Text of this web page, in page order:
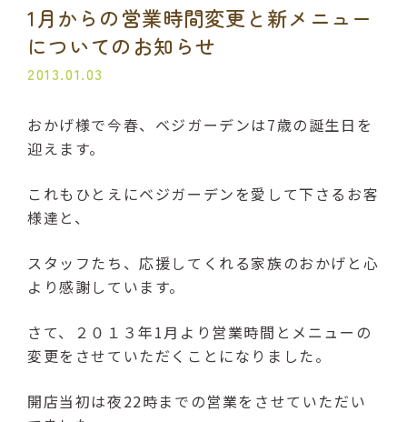
コラボ・イベント
当日の流れ
BLOG
よくある質問
ご利用規約
070-2013-1969
1月からの営業時間変更と新メニュー
についてのお知らせ
2013.01.03
おかげ様で今春、ベジガーデンは7歳の誕生日を
迎えます。
これもひとえにベジガーデンを愛して下さるお客
様達と、
スタッフたち、応援してくれる家族のおかげと心
より感謝しています。
さて、２０１３年1月より営業時間とメニューの
変更をさせていただくことになりました。
開店当初は夜22時までの営業をさせていただい